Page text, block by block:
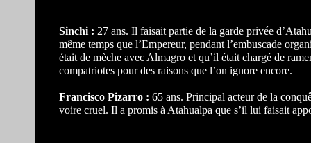
Sinchi : 27 ans. Il faisait partie de la garde privée
même temps que l’Empereur, pendant l’embuscade
était de mèche avec Almagro et qu’il était chargé de
compatriotes pour des raisons que l’on ignore encore.
Francisco Pizarro : 65 ans. Principal acteur de la
voire cruel. Il a promis à Atahualpa que s’il lui faisait